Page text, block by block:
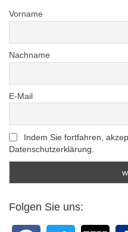
Vorname
Nachname
E-Mail
Indem Sie fortfahren,
Datenschutzerklärung.
Folgen Sie uns: